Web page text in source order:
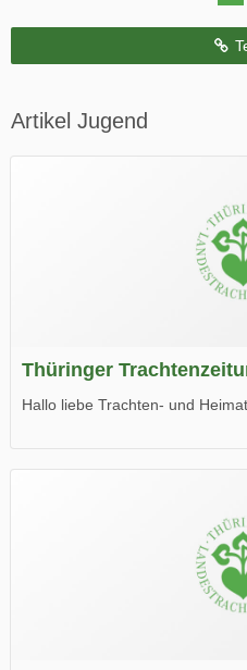
Artikel Jugend
Thüringer
Hallo liebe Trachten- und
Wir wünschen Euch viel Spaß